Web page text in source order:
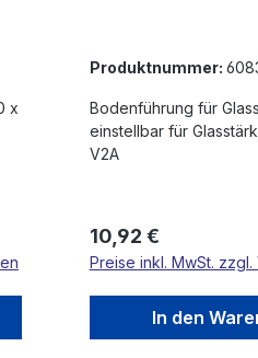
x
Produktnummer:
Bodenführung für
einstellbar für
V2A
Regulärer Preis:
10,92 €
Preise inkl. MwSt.
In den